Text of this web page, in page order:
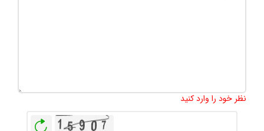
نظر خود را وارد کنید